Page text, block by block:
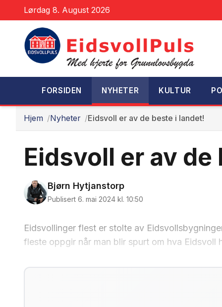
Lørdag 8. August 2026
FORSIDEN NYHETER KULTUR
Hjem Nyheter Eidsvoll er av de beste i landet!
Eidsvoll er av
Bjørn Hytjanstorp
Publisert 6. mai 2024 kl. 10:50
Eidsvollinger flest er stolte av
fleste oppgir når man blir spurt om hva Eidsvoll